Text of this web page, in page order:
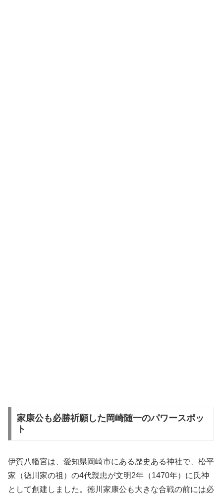
家康公も必勝祈願した岡崎随一のパワースポッ
ト
伊賀八幡宮は、愛知県岡崎市にある歴史ある神社で、松平
家（徳川家の祖）の4代親忠が文明2年（1470年）に氏神
として創建しました。徳川家康公も大きな合戦の前には必